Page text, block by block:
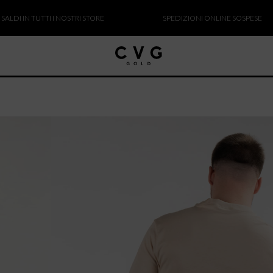
IN TUTTI I NOSTRI STORE SPEDIZIONI ONLINE SOSPESE